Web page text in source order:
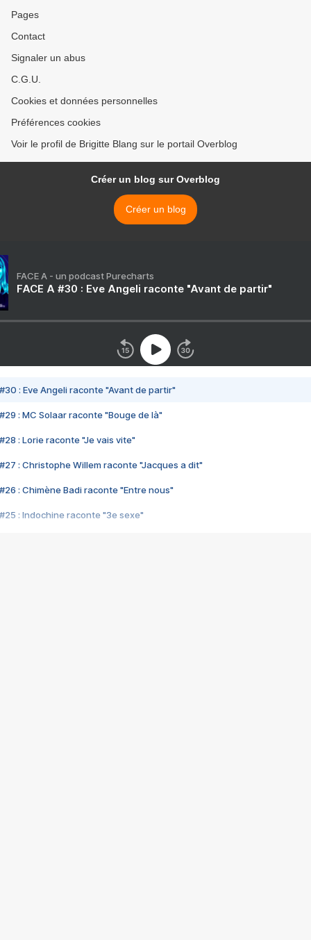
Pages
Contact
Signaler un abus
C.G.U.
Cookies et données personnelles
Préférences cookies
Voir le profil de Brigitte Blang sur le portail Overblog
Créer un blog sur Overblog
Créer un blog
FACE A - un podcast Purecharts
FACE A #30 : Eve Angeli raconte "Avant de partir"
#30 : Eve Angeli raconte "Avant de partir"
#29 : MC Solaar raconte "Bouge de là"
#28 : Lorie raconte "Je vais vite"
#27 : Christophe Willem raconte "Jacques a dit"
#26 : Chimène Badi raconte "Entre nous"
#25 : Indochine raconte "3e sexe"